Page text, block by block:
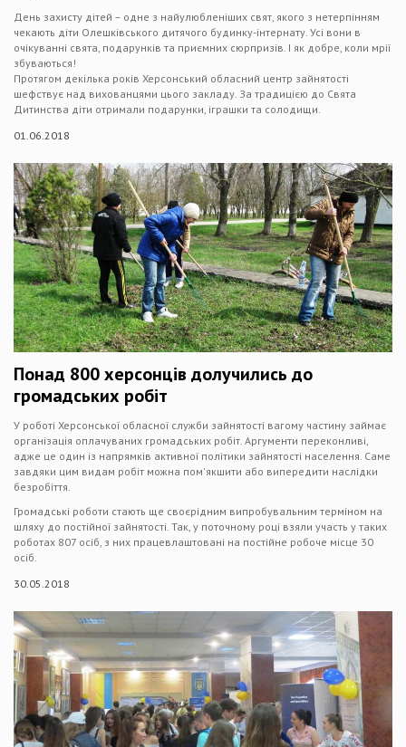
День захисту дітей – одне з найулюбленіших свят, якого з нетерпінням
чекають діти Олешківського дитячого будинку-інтернату. Усі вони в
очікуванні свята, подарунків та приємних сюрпризів. І як добре, коли мрії
збуваються!
Протягом декілька років Херсонський обласний центр зайнятості
шефствує над вихованцями цього закладу. За традицією до Свята
Дитинства діти отримали подарунки, іграшки та солодищи.
01.06.2018
Понад 800 херсонців долучились до
громадських робіт
У роботі Херсонської обласної служби зайнятості вагому частину займає
організація оплачуваних громадських робіт. Аргументи переконливі,
адже це один із напрямків активної політики зайнятості населення. Саме
завдяки цим видам робіт можна пом'якшити або випередити наслідки
безробіття.
Громадські роботи стають ще своєрідним випробувальним терміном на
шляху до постійної зайнятості. Так, у поточному році взяли участь у таких
роботах 807 осіб, з них працевлаштовані на постійне робоче місце 30
осіб.
30.05.2018